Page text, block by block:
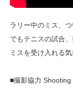
ラリー中のミス、
でもテニスの試合
ミスを受け入れる
■撮影協力